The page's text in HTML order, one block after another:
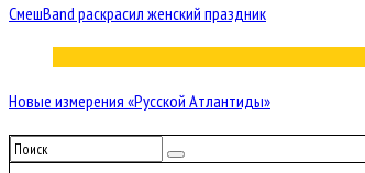
СмешBand раскрасил женский праздник
Новые измерения «Русской Атлантиды»